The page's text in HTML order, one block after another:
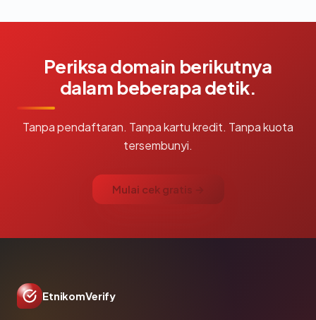
Periksa domain berikutnya
dalam beberapa detik.
Tanpa pendaftaran. Tanpa kartu kredit. Tanpa kuota
tersembunyi.
Mulai cek gratis →
EtnikomVerify